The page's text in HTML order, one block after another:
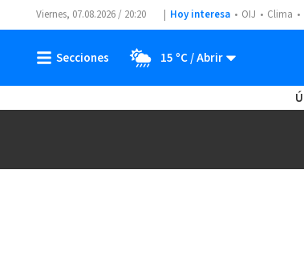
Viernes, 07.08.2026 / 20:20 Hoy interesa OIJ Clima
15 ºC